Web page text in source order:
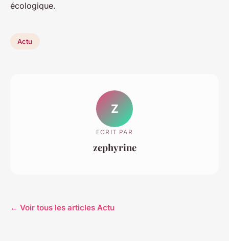
écologique.
Actu
Z
ECRIT PAR
zephyrine
← Voir tous les articles Actu